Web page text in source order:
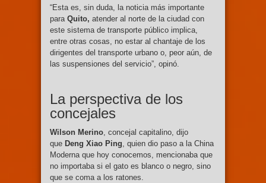
“Esta es, sin duda, la noticia más importante
para Quito, atender al norte de la ciudad con
este sistema de transporte público implica,
entre otras cosas, no estar al chantaje de los
dirigentes del transporte urbano o, peor aún, de
las suspensiones del servicio”, opinó.
La perspectiva de los
concejales
Wilson Merino, concejal capitalino, dijo
que Deng Xiao Ping, quien dio paso a la China
Moderna que hoy conocemos, mencionaba que
no importaba si el gato es blanco o negro, sino
que se coma a los ratones.